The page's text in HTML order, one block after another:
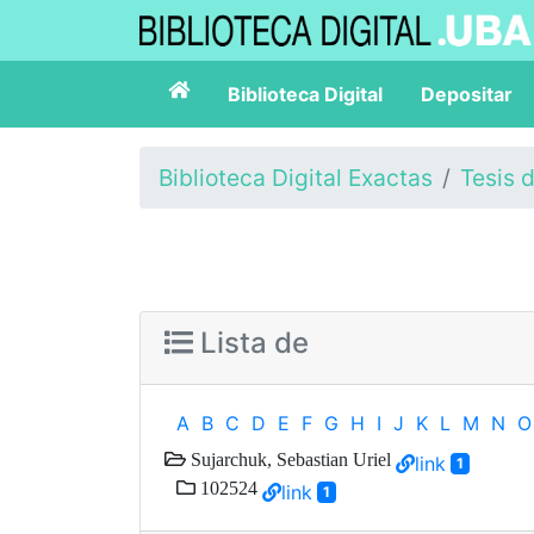
Biblioteca Digital Depositar
Biblioteca Digital Exactas Tesis
Lista de
A B C D E F G H I J K L M N O
Sujarchuk, Sebastian Uriel link 1
102524 link 1